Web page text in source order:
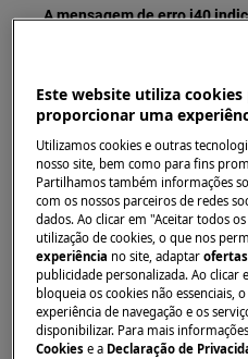
A mensagem de erro i40
Filtros sujos
levando a
lavagem da loiça.
Verifique-os e
Pode encontrar
e manutenção no
Este website utiliza cookies
proporcionar uma
Utilizamos cookies e outras
nosso site, bem como para fins
Partilhamos também informações
com os nossos parceiros de redes
dados. Ao clicar em "Aceitar todos
utilização de cookies, o que nos
experiência no site, adaptar
publicidade personalizada. Ao clicar
bloqueia os cookies não essenciais,
experiência de navegação e os
disponibilizar. Para mais
Cookies e a Declaração de